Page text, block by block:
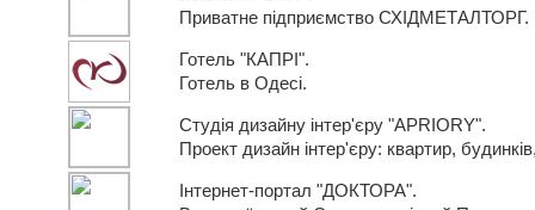
Приватне підприємство СХІДМЕТАЛТОРГ.
Готель "КАПРІ".
Готель в Одесі.
Студія дизайну інтер'єру "APRIORY".
Проект дизайн інтер'єру: квартир,
Інтернет-портал "ДОКТОРА".